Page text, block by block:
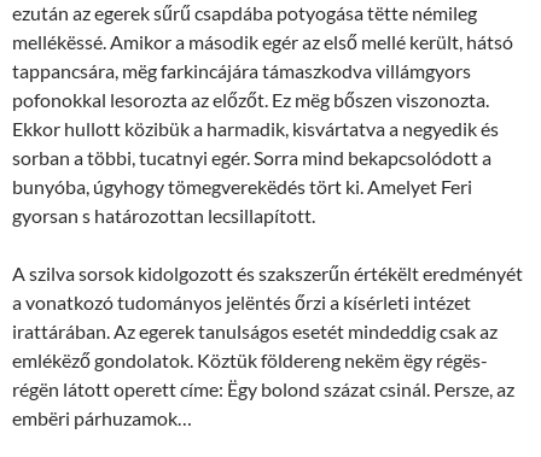
ezután az egerek sűrű csapdába potyogása tëtte némileg
mellékëssé. Amikor a második egér az első mellé került, hátsó
tappancsára, mëg farkincájára támaszkodva villámgyors
pofonokkal lesorozta az előzőt. Ez mëg bőszen viszonozta.
Ekkor hullott közibük a harmadik, kisvártatva a negyedik és
sorban a többi, tucatnyi egér. Sorra mind bekapcsolódott a
bunyóba, úgyhogy tömegverekëdés tört ki. Amelyet Feri
gyorsan s határozottan lecsillapított.
A szilva sorsok kidolgozott és szakszerűn értékëlt eredményét
a vonatkozó tudományos jelëntés őrzi a kísérleti intézet
irattárában. Az egerek tanulságos esetét mindeddig csak az
emlékëző gondolatok. Köztük földereng nekëm ëgy régës-
régën látott operett címe: Ëgy bolond százat csinál. Persze, az
embëri párhuzamok…